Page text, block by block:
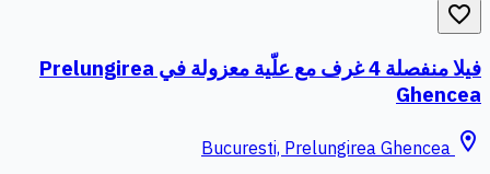
favorite_border
فيلا منفصلة 4 غرف مع علّية معزولة في Prelungirea
Ghencea
location_on